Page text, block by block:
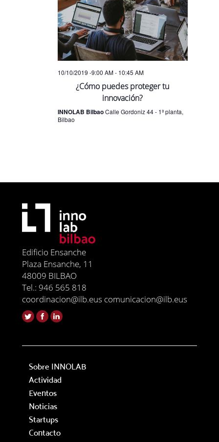
10/10/2019 -9:00 AM- 10:45 AM
¿Cómo puedes proteger tu
innovación?
INNOLAB BilbaoCalle Gordoniz 44 - 1ª planta,
Bilbao
Edificio Ensanche
Plaza Ensanche, 11
48009 BILBAO
Tel.: 946 565 818
coordinacion@ilb.eus comunicacion@ilb.eus
Sobre INNOLAB
Actividad
Eventos
Noticias
Startups
Contacto